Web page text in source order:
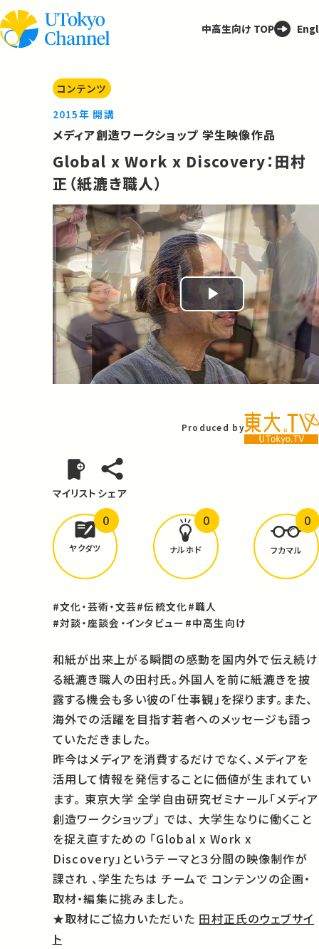
中高生向け TOP
コンテンツ
2015年 開講
メディア創造ワークショップ 学生映像作品
Global x Work x Discovery：田村
正（紙漉き職人）
Play
Video
Produced by
マイリスト シェア
どんな学びがありましたか？
ヤクダツ
0
ナルホド
0
フカマル
0
#文化・芸術・文芸#伝統文化#職人
#対談・座談会・インタビュー #中高生向け
和紙が出来上がる瞬間の感動を国内外で伝え続け
る紙漉き職人の田村氏。外国人を前に紙漉きを披
露する機会も多い彼の「仕事観」を探ります。また、
海外での活躍を目指す若者へのメッセージも語っ
ていただきました。
昨今はメディアを消費するだけでなく、メディアを
活用して情報を発信することに価値が生まれてい
ます。 東京大学 全学自由研究ゼミナール「メディア
創造ワークショップ」 では、 大学生なりに働くこと
を捉え直すための 「Global x Work x
Discovery」というテーマと３分間の映像制作が
課され 、学生たちは チームで コンテンツの企画・
取材・編集に挑みました。
★取材にご協力いただいた 田村正氏のウェブサイ
ト